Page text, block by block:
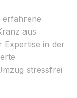
erfahrene
aus
Expertise in der
stressfrei